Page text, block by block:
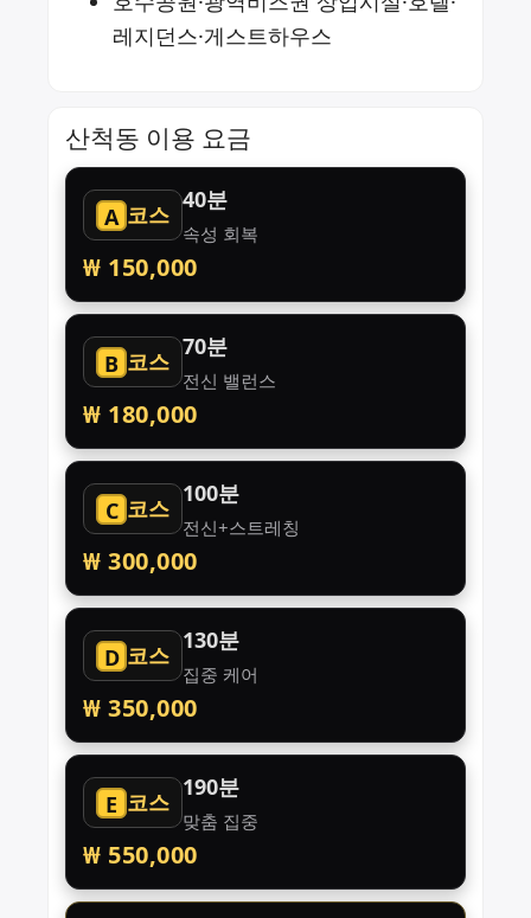
레지던스·게스트하우스
산척동 이용 요금
A 코스
40분
속성 회복
₩ 150,000
B 코스
70분
전신 밸런스
₩ 180,000
C 코스
100분
전신+스트레칭
₩ 300,000
D 코스
130분
집중 케어
₩ 350,000
E 코스
190분
맞춤 집중
₩ 550,000